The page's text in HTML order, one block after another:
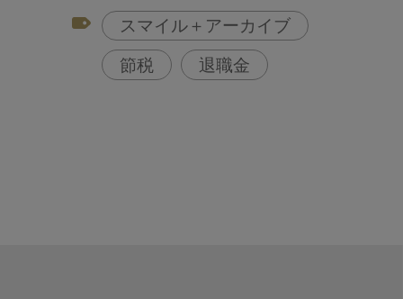
スマイル＋アーカイブ
節税 退職金